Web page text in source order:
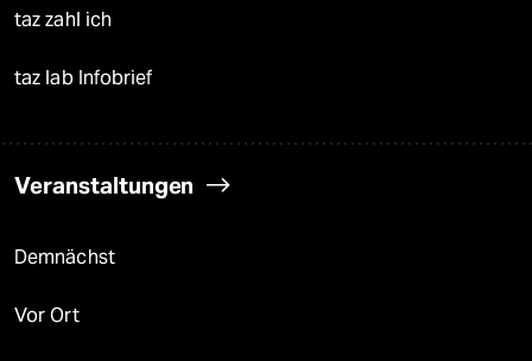
taz zahl ich
taz lab Infobrief
Veranstaltungen
Demnächst
Vor Ort